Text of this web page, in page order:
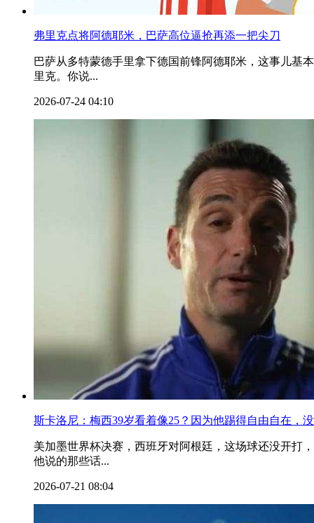
弗里克点将阿德耶米，巴萨高位逼抢再添一把尖刀
巴萨从多特蒙德手里拿下德国前锋阿德耶米，这事儿基
里克。你说...
2026-07-24 04:10
斯卡洛尼：梅西39岁看着像25？因为他踢得自由自在，
美加墨世界杯决赛，西班牙对阿根廷，这场球还没开打
他说的那些话...
2026-07-21 08:04